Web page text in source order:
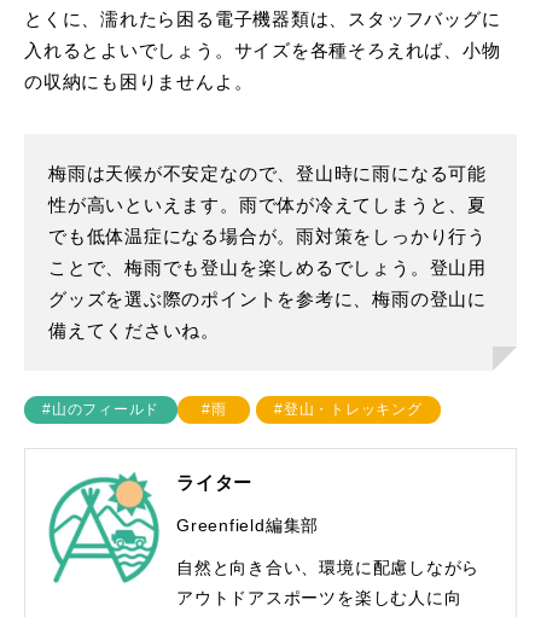
とくに、濡れたら困る電子機器類は、スタッフバッグに
入れるとよいでしょう。サイズを各種そろえれば、小物
の収納にも困りませんよ。
梅雨は天候が不安定なので、登山時に雨になる可能
性が高いといえます。雨で体が冷えてしまうと、夏
でも低体温症になる場合が。雨対策をしっかり行う
ことで、梅雨でも登山を楽しめるでしょう。登山用
グッズを選ぶ際のポイントを参考に、梅雨の登山に
備えてくださいね。
#山のフィールド #雨 #登山・トレッキング
ライター
Greenfield編集部
自然と向き合い、環境に配慮しながら
アウトドアスポーツを楽しむ人に向